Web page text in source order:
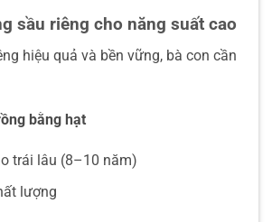
sầu riêng cho năng suất cao
hiệu quả và bền vững, bà con cần
bằng hạt
trái lâu (8–10 năm)
lượng